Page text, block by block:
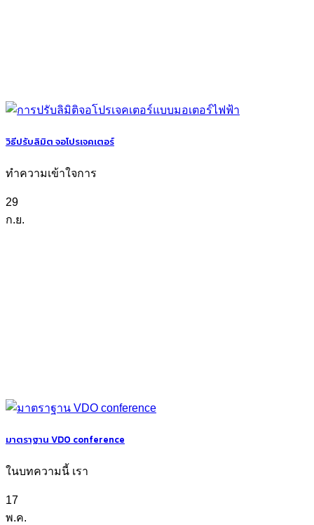
วิธีปรับลิมิต จอโปรเจคเตอร์
ทำความเข้าใจการ
29
ก.ย.
มาตราฐาน VDO conference
ในบทความนี้ เรา
17
พ.ค.